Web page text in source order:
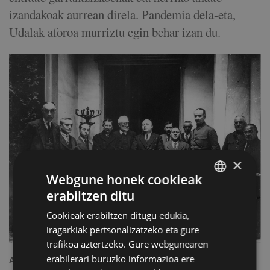
izandakoak aurrean direla. Pandemia dela-eta,
Udalak aforoa murriztu egin behar izan du.
Alejandro Telleria “Alkate Txikixa”, Unamuno, Indalecio
×
Webgune honek cookieak
erabiltzen ditu
Cookieak erabiltzen ditugu edukia,
iragarkiak pertsonalizatzeko eta gure
trafikoa aztertzeko. Gure webgunearen
erabilerari buruzko informazioa ere